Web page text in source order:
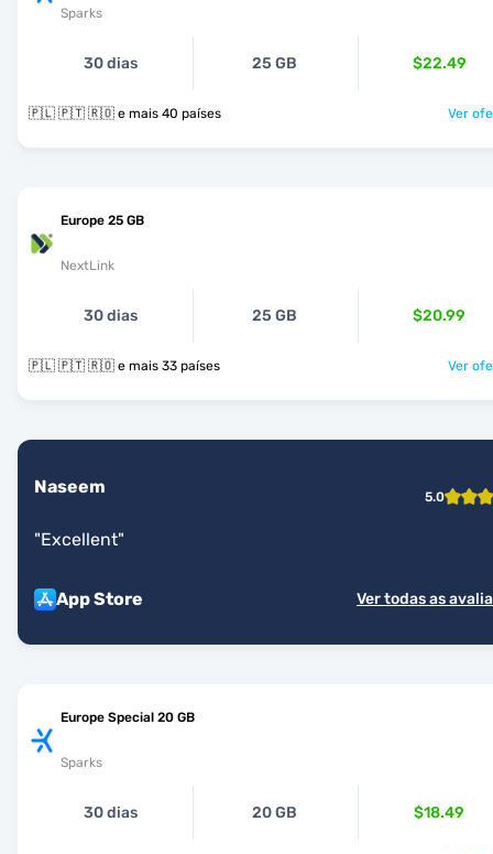
Sparks
30 dias 25 GB $22.49
🇵🇱 🇵🇹 🇷🇴 e mais 40 países Ver
Europe 25 GB
NextLink
30 dias 25 GB $20.99
🇵🇱 🇵🇹 🇷🇴 e mais 33 países Ver
Naseem 5.0
"Excellent"
App Store Ver todas as
Europe Special 20 GB
Sparks
30 dias 20 GB $18.49